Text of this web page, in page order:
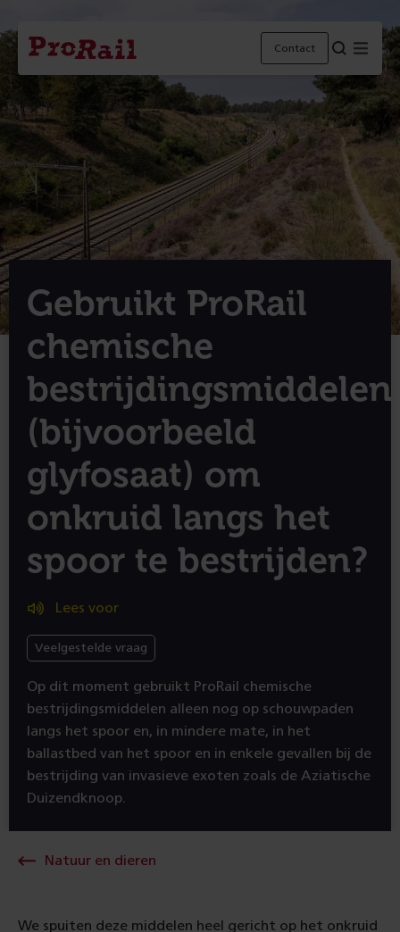
Navigatie
Homepage
ProRail
Contact Menu
Gebruikt ProRail
chemische
bestrijdingsmiddelen
(bijvoorbeeld
glyfosaat) om
onkruid langs het
spoor te bestrijden?
Lees voor
Veelgestelde vraag
Op dit moment gebruikt ProRail chemische
bestrijdingsmiddelen alleen nog op schouwpaden
langs het spoor en, in mindere mate, in het
ballastbed van het spoor en in enkele gevallen bij de
bestrijding van invasieve exoten zoals de Aziatische
Duizendknoop.
Natuur en dieren
We spuiten deze middelen heel gericht op het onkruid